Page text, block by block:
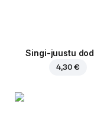
Singi-juustu
4,30 €